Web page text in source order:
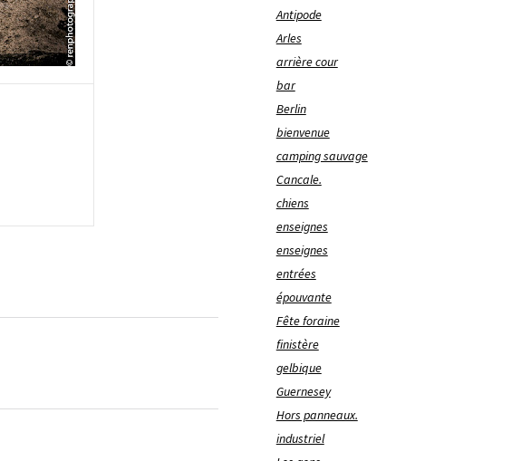
Antipode
Arles
arrière cour
bar
Berlin
bienvenue
camping sauvage
Cancale.
chiens
enseignes
enseignes
entrées
épouvante
Fête foraine
finistère
gelbique
Guernesey
Hors panneaux.
industriel